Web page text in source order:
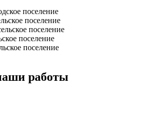
поселение
поселение
поселение
поселение
поселение
работы